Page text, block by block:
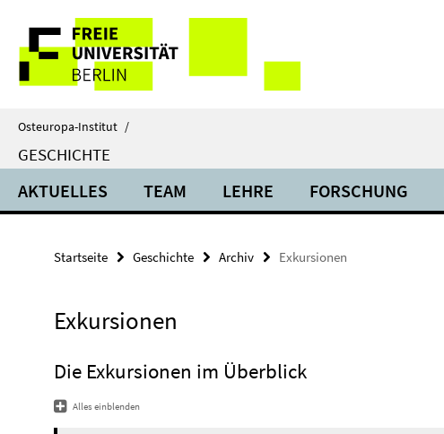
direkt
Inhalt
Service-
Navigation
Osteuropa-Institut /
GESCHICHTE
AKTUELLES TEAM LEHRE FORSCHUNG
Startseite Geschichte Archiv Exkursionen
Exkursionen
Die Exkursionen im Überblick
Alles einblenden